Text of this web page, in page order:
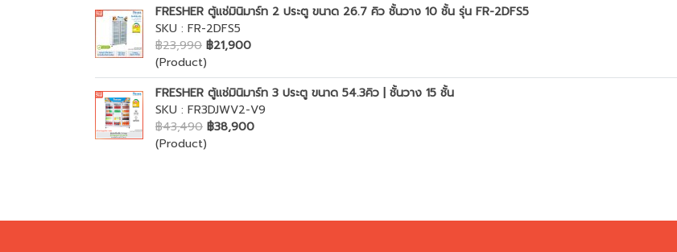
FRESHER ตู้แช่มินิมาร์ท 2 ประตู ขนาด 26.7 คิว ชั้นวาง 10 ชั้น รุ่น FR-2DFS5
SKU : FR-2DFS5
฿23,990 ฿21,900
(Product)
FRESHER ตู้แช่มินิมาร์ท 3 ประตู ขนาด 54.3คิว | ชั้นวาง 15 ชั้น
SKU : FR3DJWV2-V9
฿43,490 ฿38,900
(Product)